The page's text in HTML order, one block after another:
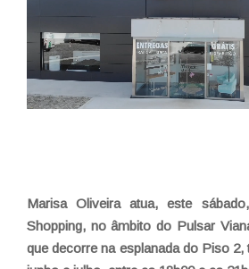
Marisa Oliveira atua, este
Shopping, no âmbito do Pulsar
que decorre na esplanada do Piso